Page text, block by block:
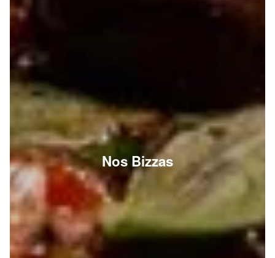
Nos Bizzas